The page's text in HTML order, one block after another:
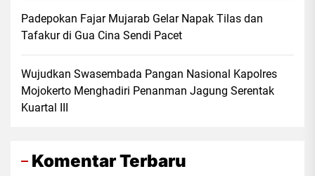
Padepokan Fajar Mujarab Gelar Napak Tilas dan
Tafakur di Gua Cina Sendi Pacet
Wujudkan Swasembada Pangan Nasional Kapolres
Mojokerto Menghadiri Penanman Jagung Serentak
Kuartal III
Komentar Terbaru